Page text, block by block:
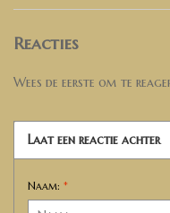
Reacties
Wees de eerste om te
Laat een reactie achter
Naam: *